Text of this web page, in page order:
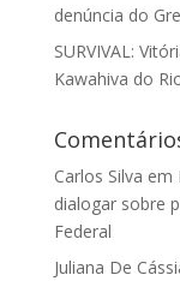
denúncia do
SURVIVAL:
Kawahiva do
Carlos Silva em
dialogar sobre
Federal
Juliana De